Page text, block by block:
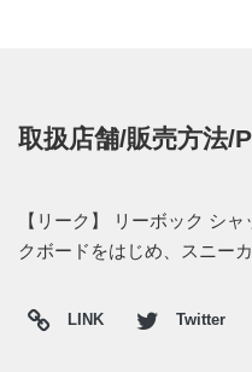
取扱店舗/販売方法/
【リーク】 リーボック シ
クボードをはじめ、スニー
LINK Twitter